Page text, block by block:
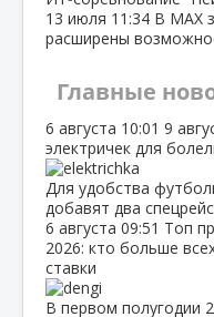
13 июля 11:34 В МАХ
расширены
Главные
6 августа 10:01 9
электричек для
Для удобства
добавят два
6 августа 09:51 Топ
2026: кто больше
ставки
В первом полугодии